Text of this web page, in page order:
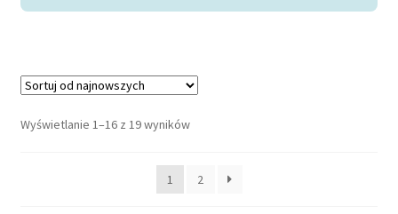
Wyświetlanie 1–16 z 19 wynikówPosortowane
1
2